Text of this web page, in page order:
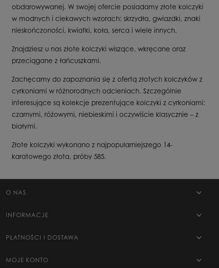
obdarowywanej. W swojej ofercie posiadamy złote kolczyki
w modnych i ciekawych wzorach: skrzydła, gwiazdki, znaki
nieskończoności, kwiatki, koła, serca i wiele innych.
Znajdziesz u nas złote kolczyki wiszące, wkręcane oraz
przeciągane z łańcuszkami.
Zachęcamy do zapoznania się z ofertą złotych kolczyków z
cyrkoniami w różnorodnych odcieniach. Szczególnie
interesujące są kolekcje prezentujące kolczyki z cyrkoniami:
czarnymi, różowymi, niebieskimi i oczywiście klasycznie – z
białymi.
Złote kolczyki wykonano z najpopularniejszego 14-
karatowego złota, próby 585.
O NAS
INFORMACJE
PŁATNOŚCI I DOSTAWA
MOJE KONTO